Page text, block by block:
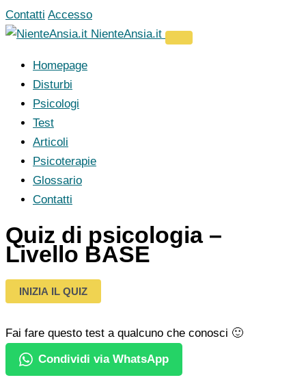
Vai
al
Contatti Accesso
NienteAnsia.it
Homepage
Disturbi
Psicologi
Test
Articoli
Psicoterapie
Glossario
Contatti
Quiz di psicologia –
Livello BASE
INIZIA IL QUIZ
Fai fare questo test a qualcuno che conosci 🙂
Condividi via WhatsApp